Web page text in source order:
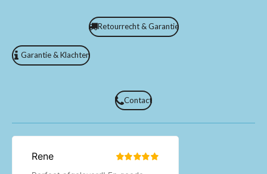
Retourrecht & Garantie
Garantie & Klachten
Contact